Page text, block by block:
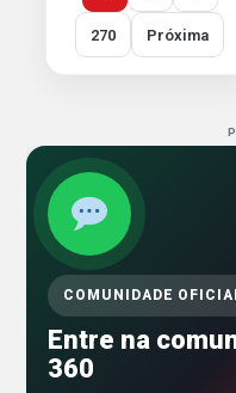
270 Próxima
COMUNIDADE
Entre na
360